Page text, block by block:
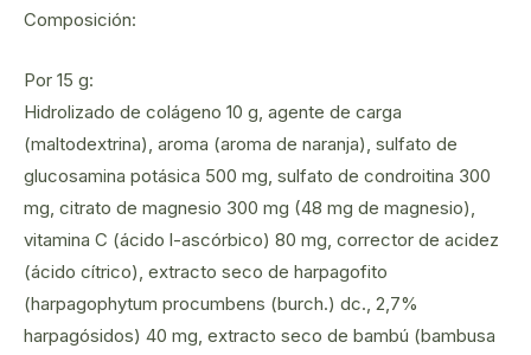
Composición:
Por 15 g:
Hidrolizado de colágeno 10 g, agente de carga
(maltodextrina), aroma (aroma de naranja), sulfato de
glucosamina potásica 500 mg, sulfato de condroitina 300
mg, citrato de magnesio 300 mg (48 mg de magnesio),
vitamina C (ácido l-ascórbico) 80 mg, corrector de acidez
(ácido cítrico), extracto seco de harpagofito
(harpagophytum procumbens (burch.) dc., 2,7%
harpagósidos) 40 mg, extracto seco de bambú (bambusa